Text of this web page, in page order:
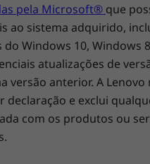
sem precedentes
de um streaming mais
pela Microsoft® que
ao sistema adquirido,
do Windows 10, Windows
atualizações de
versão anterior. A Lenovo
declaração e exclui
com os produtos ou